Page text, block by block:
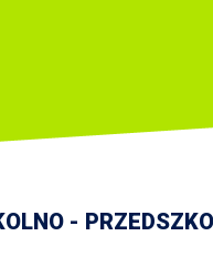
-